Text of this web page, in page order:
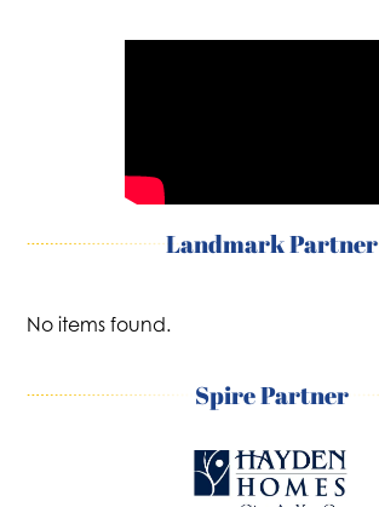
Landmark Partner
No items found.
Spire Partner